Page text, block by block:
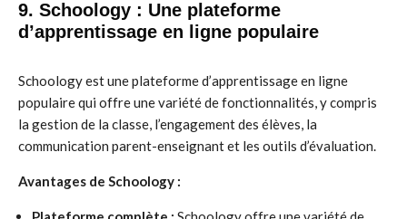
9. Schoology : Une plateforme
d’apprentissage en ligne populaire
Schoology est une plateforme d’apprentissage en ligne
populaire qui offre une variété de fonctionnalités, y compris
la gestion de la classe, l’engagement des élèves, la
communication parent-enseignant et les outils d’évaluation.
Avantages de Schoology :